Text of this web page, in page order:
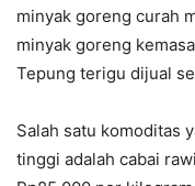
minyak goreng curah
minyak goreng
Tepung terigu dijual
Salah satu komoditas
tinggi adalah cabai